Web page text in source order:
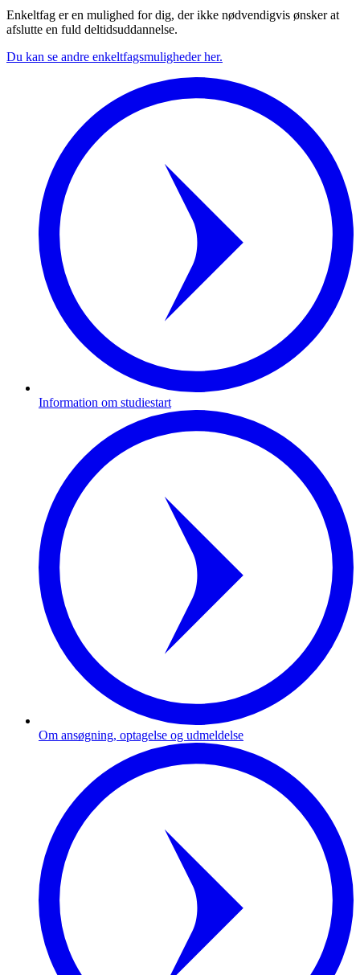
Enkeltfag er en mulighed for dig, der ikke nødvendigvis ønsker at
afslutte en fuld deltidsuddannelse.
Du kan se andre enkeltfagsmuligheder her.
Information om studiestart
Om ansøgning, optagelse og udmeldelse